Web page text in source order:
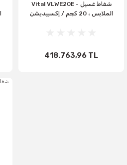
Vital VLWE20E - شفاط غسيل
الملابس ، 20 كجم / إكسبيديشن
418.763,96 TL